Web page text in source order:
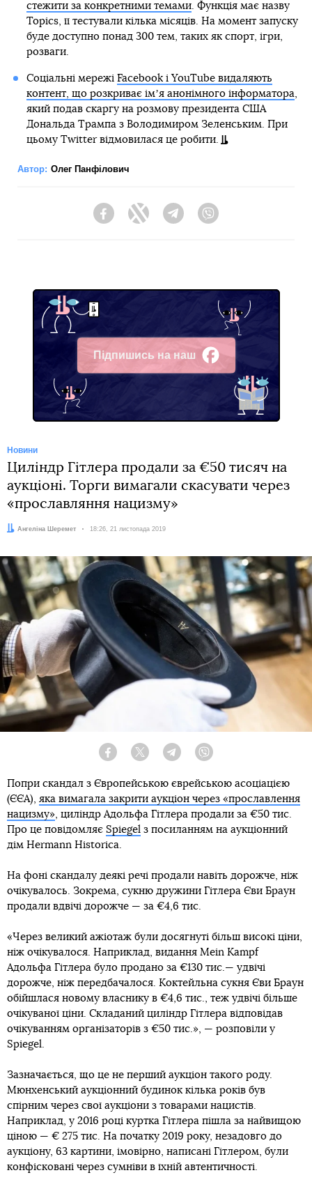
стежити за конкретними темами. Функція має назву
Topics, її тестували кілька місяців. На момент запуску
буде доступно понад 300 тем, таких як спорт, ігри,
розваги.
Соціальні мережі Facebook і YouTube видаляють
контент, що розкриває імʼя анонімного інформатора,
який подав скаргу на розмову президента США
Дональда Трампа з Володимиром Зеленським. При
цьому Twitter відмовилася це робити.
Автор: Олег Панфілович
FacebookTwitter Telegram
Підпишись на наш
Facebook
Новини
Циліндр Гітлера продали за €50 тисяч на
аукціоні. Торги вимагали скасувати через
«прославляння нацизму»
Автор:
Ангеліна Шеремет Дата:
18:26, 21 листопада 2019
Facebook Twitter Telegram
Попри скандал з Європейською єврейською асоціацією
(ЄЄА), яка вимагала закрити аукціон через «прославлення
нацизму», циліндр Адольфа Гітлера продали за €50 тис.
Про це повідомляє Spiegel з посиланням на аукціонний
дім Hermann Historica.
На фоні скандалу деякі речі продали навіть дорожче, ніж
очікувалось. Зокрема, сукню дружини Гітлера Єви Браун
продали вдвічі дорожче — за €4,6 тис.
«Через великий ажіотаж були досягнуті більш високі ціни,
ніж очікувалося. Наприклад, видання Mein Kampf
Адольфа Гітлера було продано за €130 тис.— удвічі
дорожче, ніж передбачалося. Коктейльна сукня Єви Браун
обійшлася новому власнику в €4,6 тис., теж удвічі більше
очікуваної ціни. Складаний циліндр Гітлера відповідав
очікуванням організаторів з €50 тис.», — розповіли у
Spiegel.
Зазначається, що це не перший аукціон такого роду.
Мюнхенський аукціонний будинок кілька років був
спірним через свої аукціони з товарами нацистів.
Наприклад, у 2016 році куртка Гітлера пішла за найвищою
ціною — € 275 тис. На початку 2019 року, незадовго до
аукціону, 63 картини, імовірно, написані Гітлером, були
конфісковані через сумніви в їхній автентичності.